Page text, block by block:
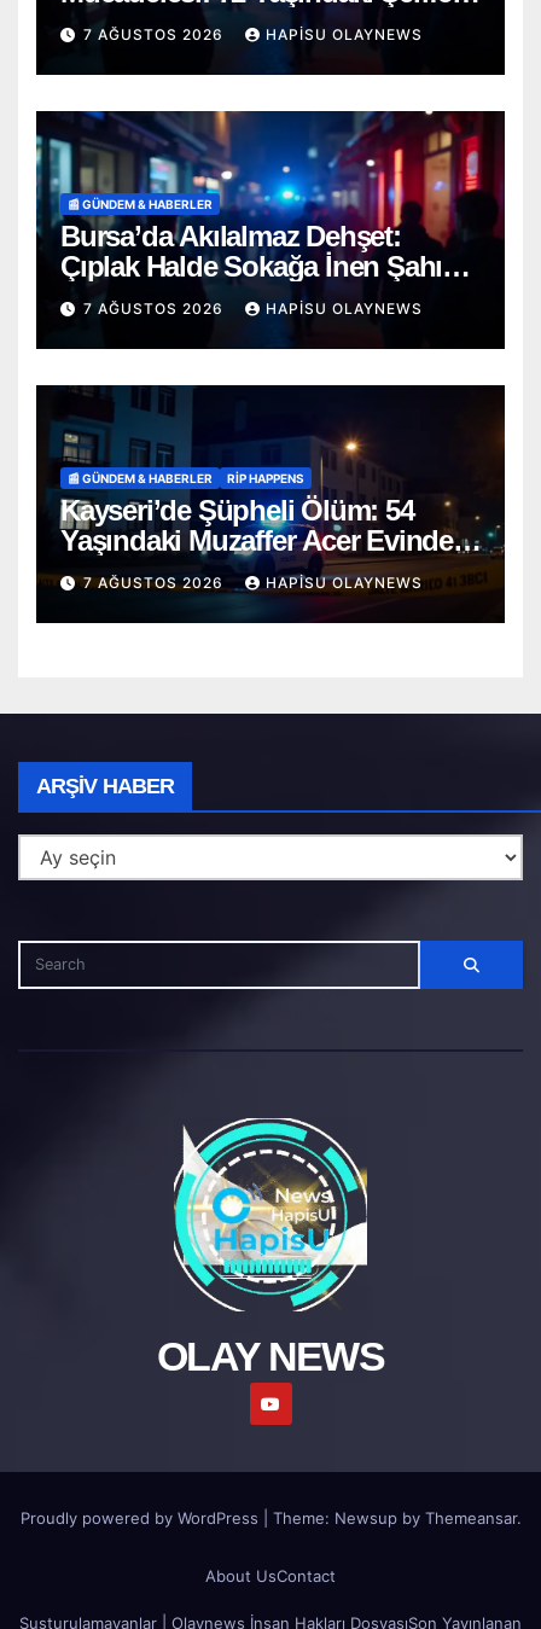
D. Mucizevi Şekilde Kurtarıldı
7 AĞUSTOS 2026 HAPISU OLAYNEWS
📰 GÜNDEM & HABERLER
Bursa’da Akılalmaz Dehşet:
Çıplak Halde Sokağa İnen Şahıs
Terör Estirdi!
7 AĞUSTOS 2026 HAPISU OLAYNEWS
📰 GÜNDEM & HABERLER RİP HAPPENS
Kayseri’de Şüpheli Ölüm: 54
Yaşındaki Muzaffer Acer Evinde
Cansız Bulundu
7 AĞUSTOS 2026 HAPISU OLAYNEWS
ARŞIV HABER
Haber
OLAY NEWS
Proudly powered by WordPress Theme: Newsup by Themeansar.
About UsContact
Susturulamayanlar | Olaynews İnsan Hakları DosyasıSon Yayınlanan